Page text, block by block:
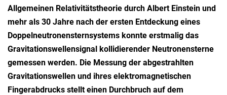
Allgemeinen Relativitätstheorie durch Albert Einstein und
mehr als 30 Jahre nach der ersten Entdeckung eines
Doppelneutronensternsystems konnte erstmalig das
Gravitationswellensignal kollidierender Neutronensterne
gemessen werden. Die Messung der abgestrahlten
Gravitationswellen und ihres elektromagnetischen
Fingerabdrucks stellt einen Durchbruch auf dem